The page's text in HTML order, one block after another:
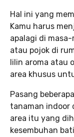
Hal ini yang
Kamu harus
apalagi di
atau pojok di
lilin aroma atau
area khusus
Pasang
tanaman indoor
area itu yang
kesembuhan